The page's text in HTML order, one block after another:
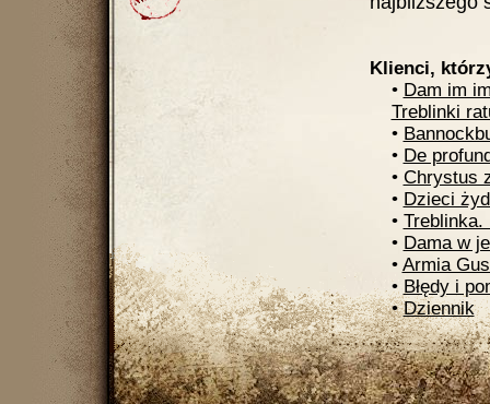
Klienci,
• Dam im
Treblinki
•
• De
• Chrystus
• Dzieci
• Treblinka.
• Dama w
• Armia
• Błędy i
• Dziennik